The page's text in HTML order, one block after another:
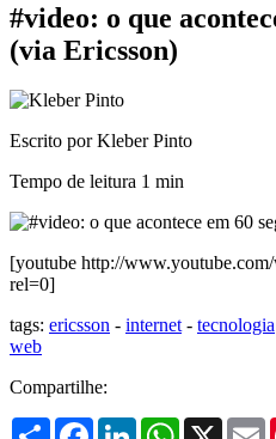
#video: o que
(via Ericsson)
Escrito por Kleber Pinto
Tempo de leitura 1 min
[youtube http://
rel=0]
tags: ericsson - internet- tecnologia
web
Compartilhe:
Share FacebookLinkedInWhatsApp
X